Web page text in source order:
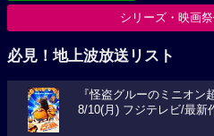
シリーズ・映画
必見！地上波放送リスト
『怪盗グルーのミニオン
8/10(月) フジテレビ/最新